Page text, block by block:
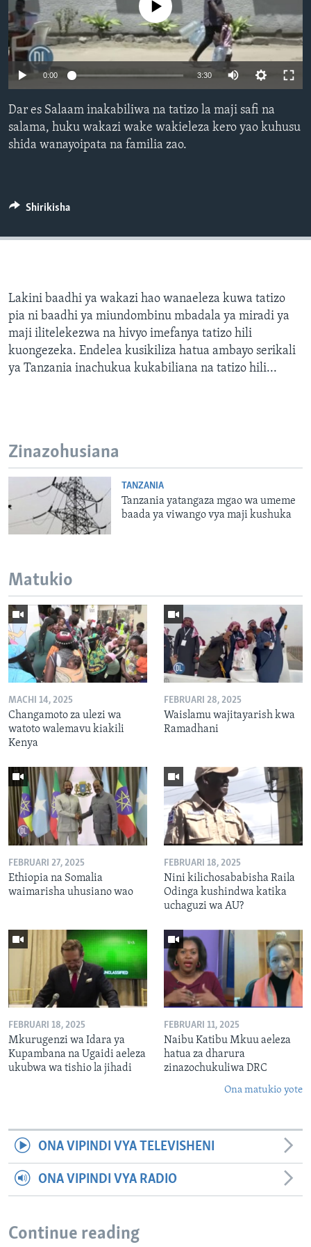
No media source currently available
0:00 3:30
Dar es Salaam inakabiliwa na tatizo la maji safi na
salama, huku wakazi wake wakieleza kero yao kuhusu
shida wanayoipata na familia zao.
Shirikisha
Lakini baadhi ya wakazi hao wanaeleza kuwa tatizo
pia ni baadhi ya miundombinu mbadala ya miradi ya
maji ilitelekezwa na hivyo imefanya tatizo hili
kuongezeka. Endelea kusikiliza hatua ambayo serikali
ya Tanzania inachukua kukabiliana na tatizo hili...
Zinazohusiana
TANZANIA
Tanzania yatangaza mgao wa umeme
baada ya viwango vya maji kushuka
Matukio
MACHI 14, 2025
Changamoto za ulezi wa
watoto walemavu kiakili
Kenya
FEBRUARI 28, 2025
Waislamu wajitayarish kwa
Ramadhani
FEBRUARI 27, 2025
Ethiopia na Somalia
waimarisha uhusiano wao
FEBRUARI 18, 2025
Nini kilichosababisha Raila
Odinga kushindwa katika
uchaguzi wa AU?
FEBRUARI 18, 2025
Mkurugenzi wa Idara ya
Kupambana na Ugaidi aeleza
ukubwa wa tishio la jihadi
FEBRUARI 11, 2025
Naibu Katibu Mkuu aeleza
hatua za dharura
zinazochukuliwa DRC
Ona matukio yote
ONA VIPINDI VYA TELEVISHENI
ONA VIPINDI VYA RADIO
Continue reading